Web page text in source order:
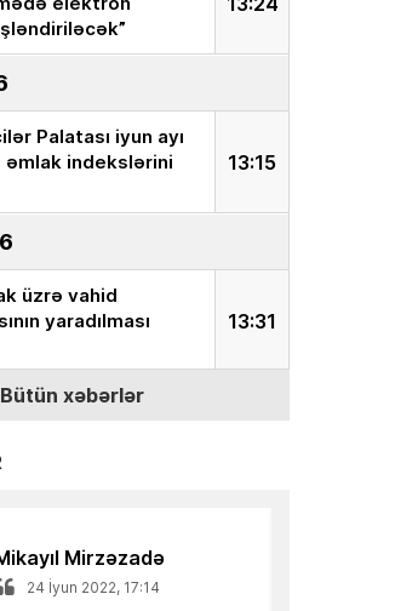
13:15
Palatası iyun ayı
əmlak indekslərini
13:31
üzrə vahid
yaradılması
milyonları aktivə
məqaləsi
dərc olunub
Bütün xəbərlər
Mirzəzadə
24 İyun 2022, 17:14